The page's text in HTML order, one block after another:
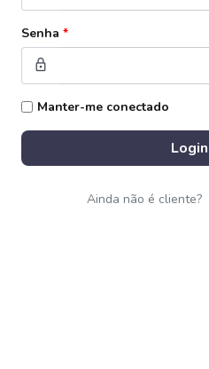
Senha *
lock
Manter-me conectado
Login
Ainda não é cliente?